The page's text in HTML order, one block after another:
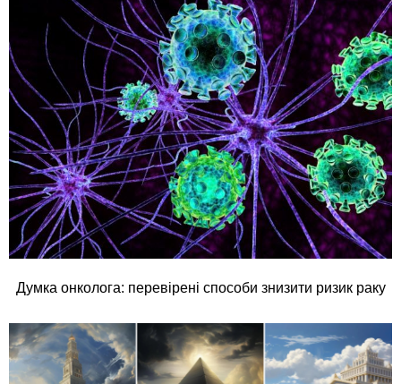
Думка онколога: перевірені способи знизити ризик раку